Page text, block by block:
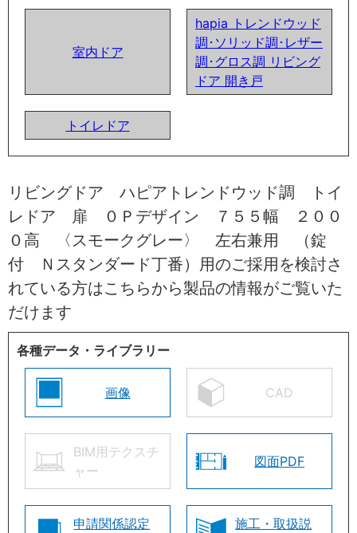
室内ドア
hapia トレンドウッド
調･ソリッド調･レザー
調･グロス調 リビング
ドア 開き戸
トイレドア
リビングドア ハピアトレンドウッド調 トイ
レドア 扉 ０Ｐデザイン ７５５幅 ２００
０高 〈スモークグレー〉 左右兼用 （錠
付 Ｎスタンダード丁番）用のご採用を検討さ
れている方はこちらから製品の情報がご覧いた
だけます
各種データ・ライブラリー
画像 CAD
BIM用テクスチ
ャー
図面PDF
申請関係認定
施工・取扱説